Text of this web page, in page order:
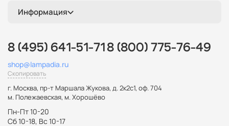
Информация
8 (495) 641-51-71 8 (800) 775-76-49
shop@lampadia.ru
Скопировать
г. Москва, пр-т Маршала Жукова, д. 2к2с1, оф. 704
м. Полежаевская, м. Хорошёво
Пн-Пт 10-20
Сб 10-18, Вс 10-17